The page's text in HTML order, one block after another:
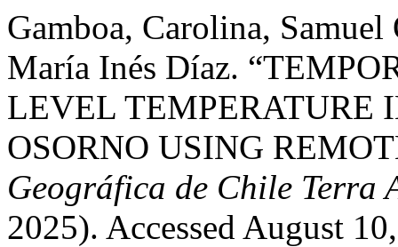
Gamboa, Carolina,
María Inés Díaz.
LEVEL TEMPERATURE
OSORNO USING
Geográfica de Chile Terra
2025). Accessed August